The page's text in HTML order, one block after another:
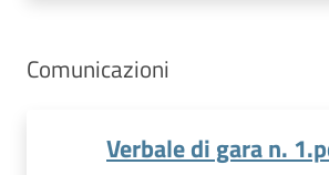
Comunicazioni
Verbale di gara n.